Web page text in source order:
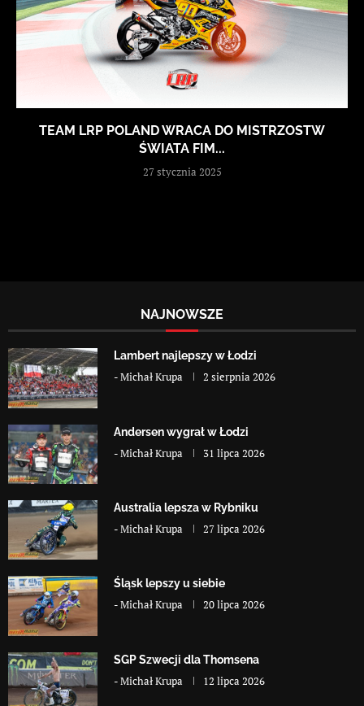
TEAM LRP POLAND WRACA DO MISTRZOSTW
ŚWIATA FIM...
27 stycznia 2025
NAJNOWSZE
Lambert najlepszy w Łodzi
-Michał Krupa 2 sierpnia 2026
Andersen wygrał w Łodzi
-Michał Krupa 31 lipca 2026
Australia lepsza w Rybniku
-Michał Krupa 27 lipca 2026
Śląsk lepszy u siebie
-Michał Krupa 20 lipca 2026
SGP Szwecji dla Thomsena
-Michał Krupa 12 lipca 2026